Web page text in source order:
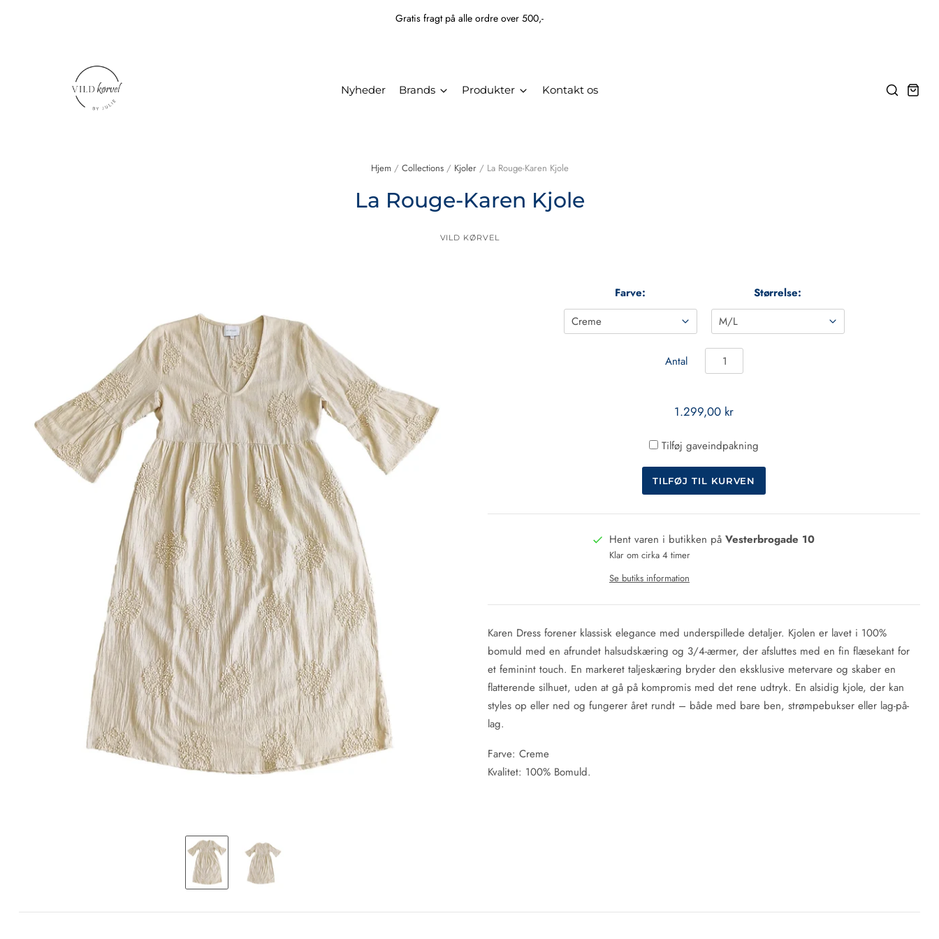
Gratis fragt på alle ordre over 500,-
Nyheder Brands Produkter Kontakt os
Hjem / Collections / Kjoler / La Rouge-Karen Kjole
La Rouge-Karen Kjole
VILD KØRVEL
Farve: Størrelse:
Antal
1.299,00 kr
Tilføj gaveindpakning
Hent varen i butikken påVesterbrogade 10
Klar om cirka 4 timer
Se butiks information
Karen Dress forener klassisk elegance med underspillede detaljer. Kjolen er lavet i 100%
bomuld med en afrundet halsudskæring og 3/4-ærmer, der afsluttes med en fin flæsekant for
et feminint touch. En markeret taljeskæring bryder den eksklusive metervare og skaber en
flatterende silhuet, uden at gå på kompromis med det rene udtryk. En alsidig kjole, der kan
styles op eller ned og fungerer året rundt – både med bare ben, strømpebukser eller lag-på-
lag.
Farve: Creme
Kvalitet: 100% Bomuld.